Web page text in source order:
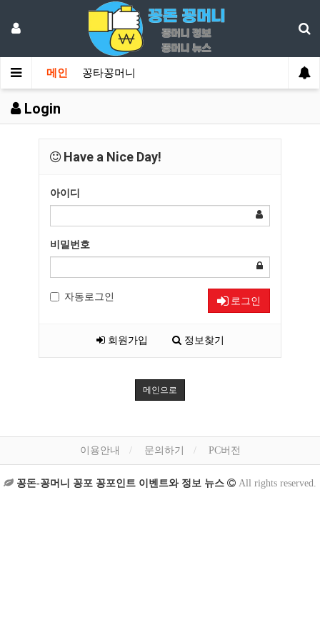
메인 꽁타꽁머니
Login
Have a Nice Day!
아이디
비밀번호
자동로그인 로그인
회원가입 정보찾기
메인으로
이용안내 문의하기 PC버전
꽁돈-꽁머니 꽁포 꽁포인트 이벤트와 정보 뉴스 All rights reserved.